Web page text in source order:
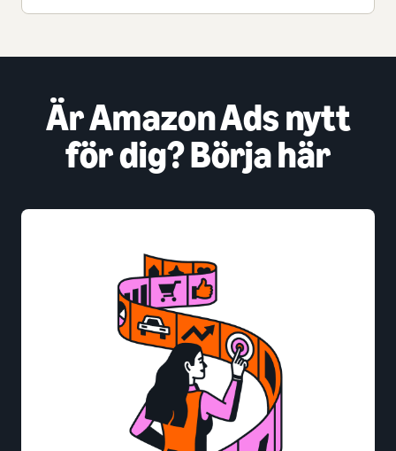
Är Amazon Ads nytt
för dig? Börja här